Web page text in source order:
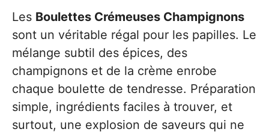
Les Boulettes Crémeuses Champignons
sont un véritable régal pour les papilles. Le
mélange subtil des épices, des
champignons et de la crème enrobe
chaque boulette de tendresse. Préparation
simple, ingrédients faciles à trouver, et
surtout, une explosion de saveurs qui ne